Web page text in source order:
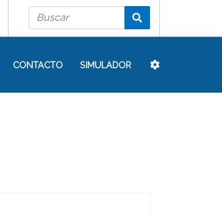
CONTACTO SIMULADOR